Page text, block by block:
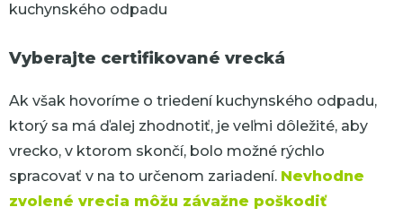
kuchynského odpadu
Vyberajte certifikované vrecká
Ak však hovoríme o triedení kuchynského odpadu,
ktorý sa má ďalej zhodnotiť, je veľmi dôležité, aby
vrecko, v ktorom skončí, bolo možné rýchlo
spracovať v na to určenom zariadení. Nevhodne
zvolené vrecia môžu závažne poškodiť